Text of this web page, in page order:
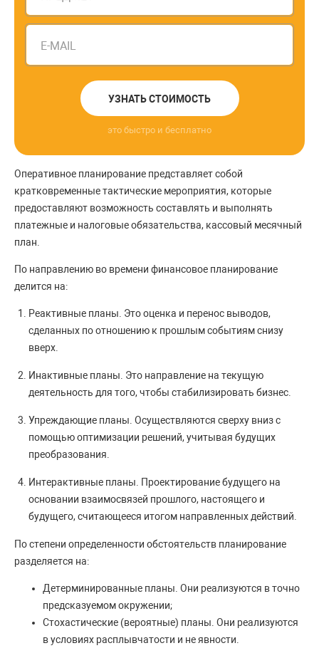
E-MAIL
УЗНАТЬ СТОИМОСТЬ
это быстро и бесплатно
Оперативное планирование представляет собой
кратковременные тактические мероприятия, которые
предоставляют возможность составлять и выполнять
платежные и налоговые обязательства, кассовый месячный
план.
По направлению во времени финансовое планирование
делится на:
Реактивные планы. Это оценка и перенос выводов,
сделанных по отношению к прошлым событиям снизу
вверх.
Инактивные планы. Это направление на текущую
деятельность для того, чтобы стабилизировать бизнес.
Упреждающие планы. Осуществляются сверху вниз с
помощью оптимизации решений, учитывая будущих
преобразования.
Интерактивные планы. Проектирование будущего на
основании взаимосвязей прошлого, настоящего и
будущего, считающееся итогом направленных действий.
По степени определенности обстоятельств планирование
разделяется на:
Детерминированные планы. Они реализуются в точно
предсказуемом окружении;
Стохастические (вероятные) планы. Они реализуются
в условиях расплывчатости и не явности.